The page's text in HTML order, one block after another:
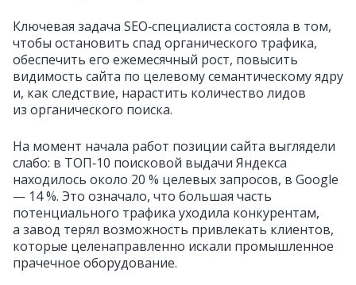
Ключевая задача SEO‑специалиста состояла в том,
чтобы остановить спад органического трафика,
обеспечить его ежемесячный рост, повысить
видимость сайта по целевому семантическому ядру
и, как следствие, нарастить количество лидов
из органического поиска.
На момент начала работ позиции сайта выглядели
слабо: в ТОП‑10 поисковой выдачи Яндекса
находилось около 20 % целевых запросов, в Google
— 14 %. Это означало, что большая часть
потенциального трафика уходила конкурентам,
а завод терял возможность привлекать клиентов,
которые целенаправленно искали промышленное
прачечное оборудование.